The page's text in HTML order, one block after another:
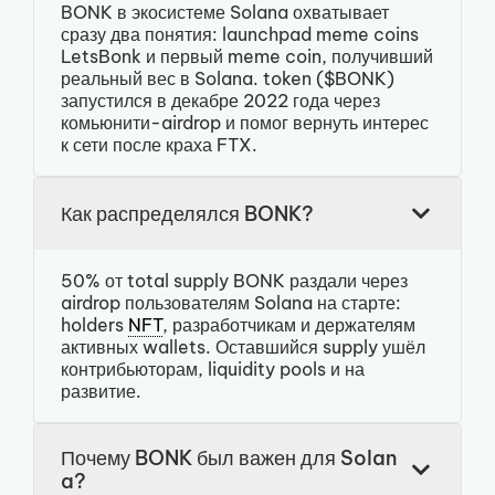
BONK в экосистеме Solana охватывает
сразу два понятия: launchpad meme coins
LetsBonk и первый meme coin, получивший
реальный вес в Solana. token ($BONK)
запустился в декабре 2022 года через
комьюнити-airdrop и помог вернуть интерес
к сети после краха FTX.
Как распределялся BONK?
50% от total supply BONK раздали через
airdrop пользователям Solana на старте:
holders NFT, разработчикам и держателям
активных wallets. Оставшийся supply ушёл
контрибьюторам, liquidity pools и на
развитие.
Почему BONK был важен для Solan
a?